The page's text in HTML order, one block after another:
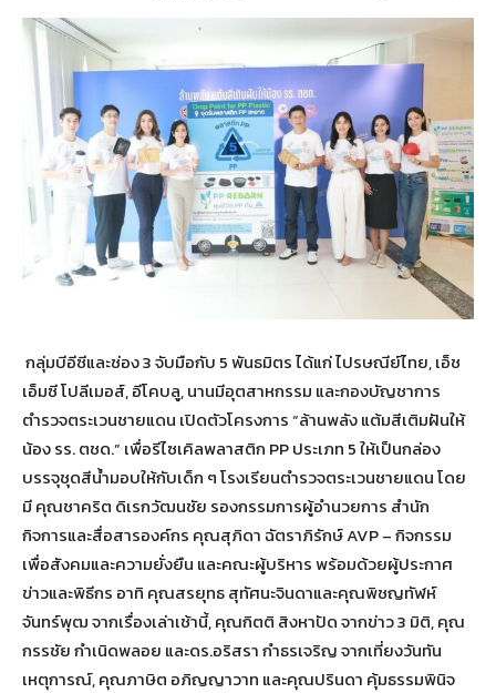
​ กลุ่มบีอีซีและช่อง 3 จับมือกับ 5 พันธมิตร ได้แก่ ไปรษณีย์ไทย, เอ็ช
เอ็มซี โปลีเมอส์, อีโคบลู, นานมีอุตสาหกรรม และกองบัญชาการ
ตำรวจตระเวนชายแดน เปิดตัวโครงการ “ล้านพลัง แต้มสีเติมฝันให้
น้อง รร. ตชด.” เพื่อรีไซเคิลพลาสติก PP ประเภท 5 ให้เป็นกล่อง
บรรจุชุดสีน้ำมอบให้กับเด็ก ๆ โรงเรียนตำรวจตระเวนชายแดน โดย
มี คุณชาคริต ดิเรกวัฒนชัย รองกรรมการผู้อำนวยการ สำนัก
กิจการและสื่อสารองค์กร คุณสุภิดา ฉัตราภิรักษ์ AVP – กิจกรรม
เพื่อสังคมและความยั่งยืน และคณะผู้บริหาร พร้อมด้วยผู้ประกาศ
ข่าวและพิธีกร อาทิ คุณสรยุทธ สุทัศนะจินดาและคุณพิชญทัฬห์
จันทร์พุฒ จากเรื่องเล่าเช้านี้, คุณกิตติ สิงหาปัด จากข่าว 3 มิติ, คุณ
กรรชัย กำเนิดพลอย และดร.อริสรา กำธรเจริญ จากเที่ยงวันทัน
เหตุการณ์, คุณภาษิต อภิญญาวาท และคุณปรินดา คุ้มธรรมพินิจ